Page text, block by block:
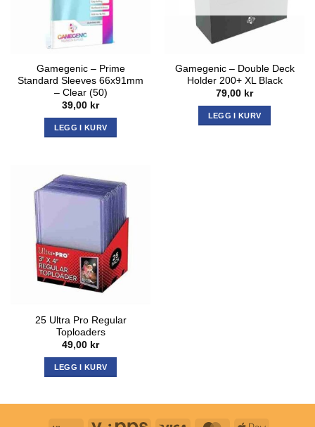
Gamegenic – Prime
Standard Sleeves 66x91mm
– Clear (50)
39,00 kr
LEGG I KURV
Gamegenic – Double Deck
Holder 200+ XL Black
79,00 kr
LEGG I KURV
25 Ultra Pro Regular
Toploaders
49,00 kr
LEGG I KURV